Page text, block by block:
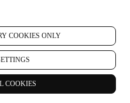
COOKIES ONLY
COOKIES
uw behoeften en voorkeuren
Creuset-klantervaring te
of interesses te
tot de meest bekeken
op sociale media, welke
bezoekt, welke inhoud van onze
dit voornamelijk door middel